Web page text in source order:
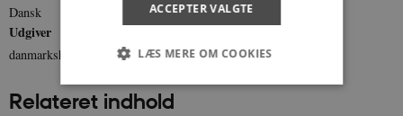
Dansk
Udgiver
danmarkshistorien.dk
Relateret indhold
ACCEPTER VALGTE
LÆS MERE OM COOKIES